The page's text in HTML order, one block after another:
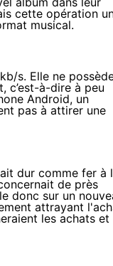
cette opération
musical.
s. Elle ne
c’est-à-dire à peu
Android, un
pas à attirer une
dur comme fer à
de près
donc sur un
attrayant
les achats et